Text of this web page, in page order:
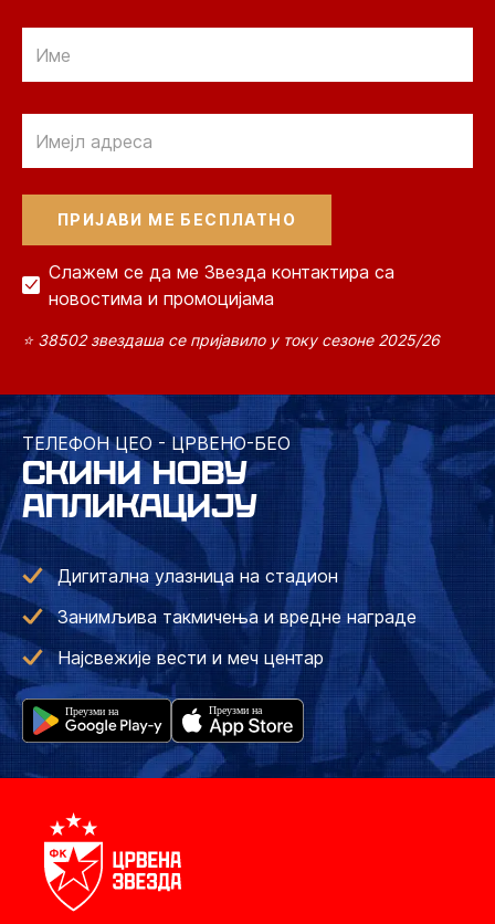
Слажем се да ме Звезда контактира са
новостима и промоцијама
⭐ 38502 звездаша се пријавило у току сезоне 2025/26
ТЕЛЕФОН ЦЕО - ЦРВЕНО-БЕО
СКИНИ НОВУ
АПЛИКАЦИЈУ
Дигитална улазница на стадион
Занимљива такмичења и вредне награде
Најсвежије вести и меч центар